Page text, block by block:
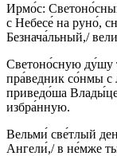
Ирмо́с:
с Небесе́ на руно́,
Безнача́льный,/
Светоно́сную ду́шу
пра́ведник со́нмы
приведо́ша
избра́нную.
Вельми́ све́тлый
Ангели́,/ в не́мже